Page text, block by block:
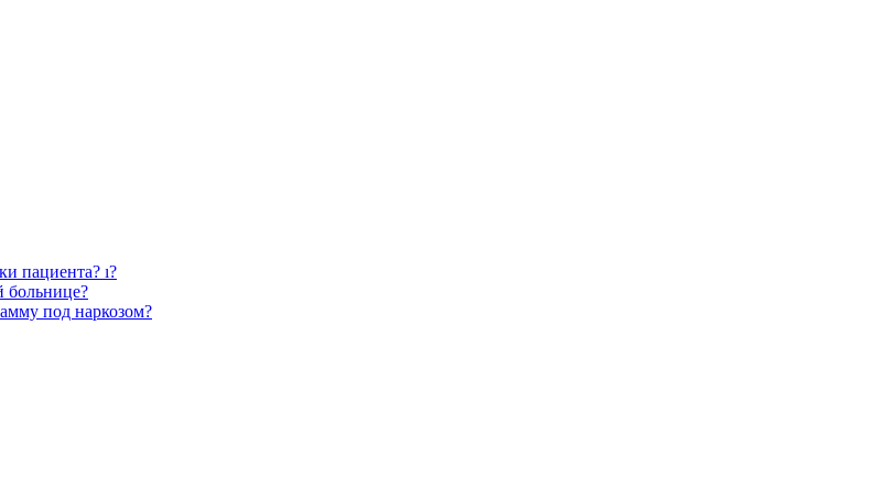
пациента? ı?
больнице?
под наркозом?